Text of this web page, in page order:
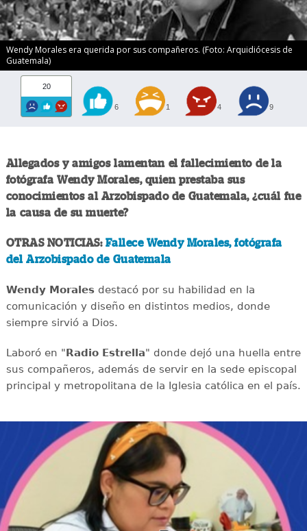
Wendy Morales era querida por sus compañeros. (Foto: Arquidiócesis de
Guatemala)
20
6 1 4 9
Allegados y amigos lamentan el fallecimiento de la
fotógrafa Wendy Morales, quien prestaba sus
conocimientos al Arzobispado de Guatemala, ¿cuál fue
la causa de su muerte?
OTRAS NOTICIAS: Fallece Wendy Morales, fotógrafa
del Arzobispado de Guatemala
Wendy Moralesdestacó por su habilidad en la
comunicación y diseño en distintos medios, donde
siempre sirvió a Dios.
Laboró en " Radio Estrella" donde dejó una huella entre
sus compañeros, además de servir en la sede episcopal
principal y metropolitana de la Iglesia católica en el país.